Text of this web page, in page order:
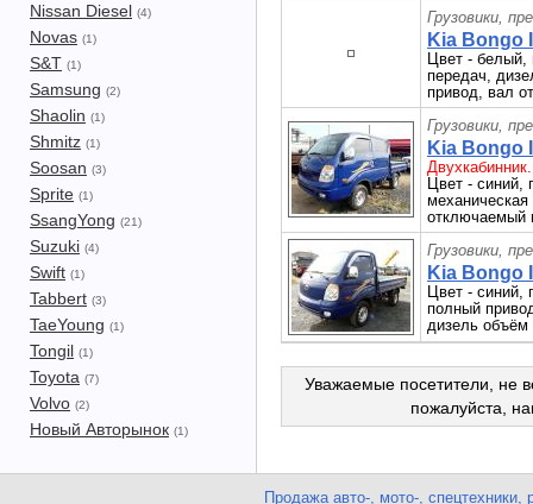
Nissan Diesel (4)
Novas (1)
S&T (1)
Samsung (2)
Shaolin (1)
Shmitz (1)
Soosan (3)
Sprite (1)
SsangYong (21)
Suzuki (4)
Swift (1)
Tabbert (3)
TaeYoung (1)
Tongil (1)
Toyota (7)
Volvo (2)
Новый Авторынок (1)
Грузовики,
Kia Bongo
Цвет - белый,
передач,
привод, вал
Грузовики,
Kia Bongo
Двухкабинник.
Цвет - синий,
отключаемый
Грузовики,
Kia Bongo
Цвет - синий,
полный
дизель объём
Уважаемые посетители, не
пожалуйста,
Продажа авто-, мото-, спецтехники,